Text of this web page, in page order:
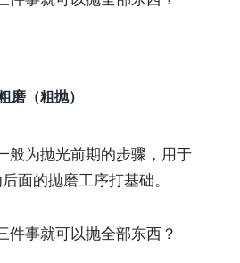
磨（粗抛）
般为抛光前期的步骤，用于
面的抛磨工序打基础。